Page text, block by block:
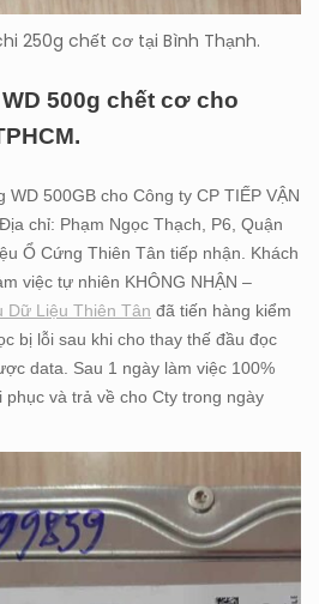
250g chết cơ tại Bình Thạnh.
500g chết cơ cho
WD 500GB cho Công ty CP TIẾP VẬN
chỉ: Phạm Ngọc Thạch, P6, Quận
Ổ Cứng Thiên Tân tiếp nhận. Khách
việc tự nhiên KHÔNG NHẬN –
Dữ Liệu Thiên Tân đã tiến hàng kiểm
bị lỗi sau khi cho thay thế đầu đọc
data. Sau 1 ngày làm việc 100%
và trả về cho Cty trong ngày